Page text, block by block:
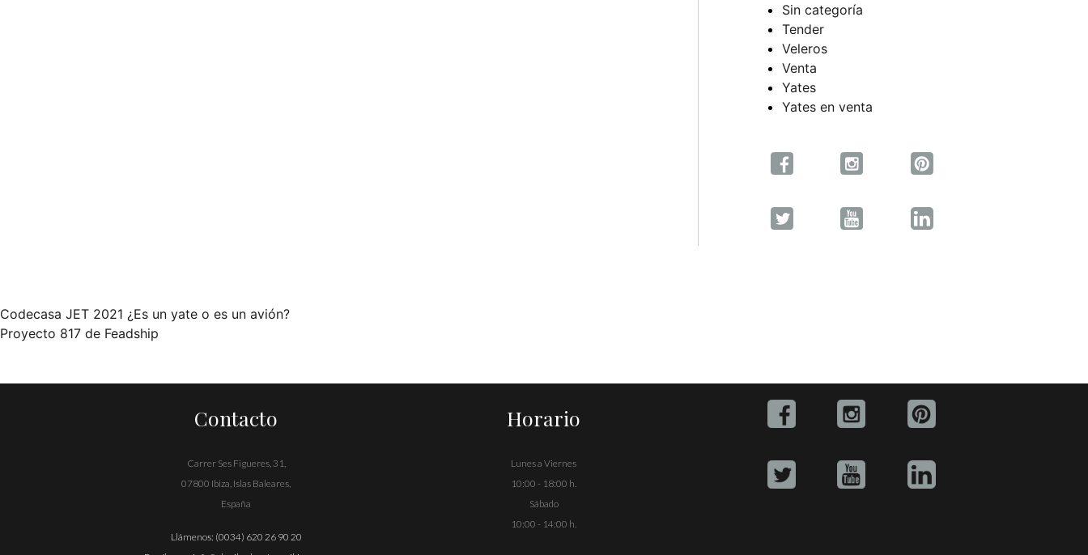
Sin categoría
Tender
Veleros
Venta
Yates
Yates en venta
Navegación
de
Codecasa JET 2021 ¿Es un yate o es un avión?
Proyecto 817 de Feadship
Contacto
Carrer Ses Figueres, 31,
07800 Ibiza, Islas Baleares,
España
Llámenos: (0034) 620 26 90 20
Horario
Lunes a Viernes
10:00 - 18:00 h.
Sábado
10:00 - 14:00 h.